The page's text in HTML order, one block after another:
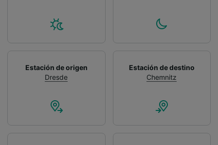
Estación de origen
Dresde
Estación de destino
Chemnitz